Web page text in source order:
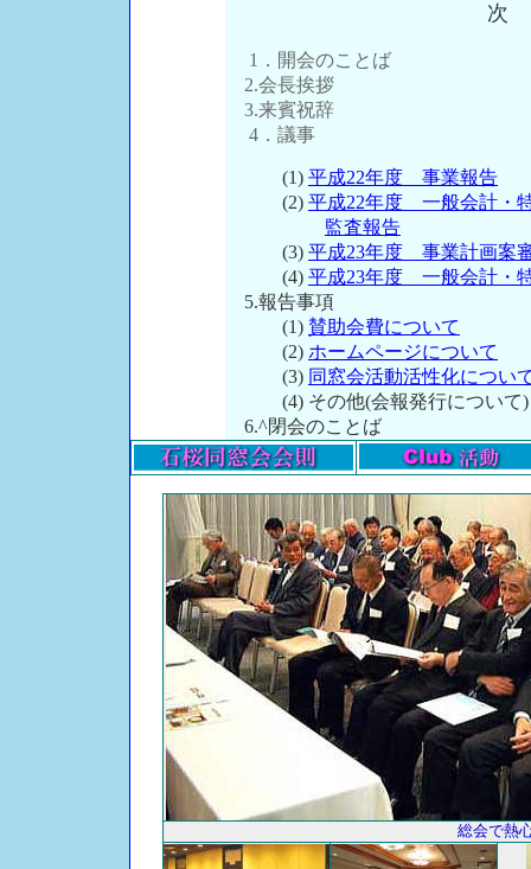
1．開会のことば
2.会長挨拶
3.来賓祝辞
4．議事
(1) 平成22年度 事業報告
(2) 平成22年度 一般会計・
監査報告
(3) 平成23年度 事業計画案
(4) 平成23年度 一般会計・
5.報告事項
(1) 賛助会費について
(2) ホームページについて
(3) 同窓会活動活性化につい
(4) その他(会報発行について)
6.^閉会のことば
総会で熱